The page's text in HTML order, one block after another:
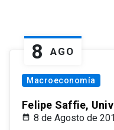
8 AGO
Macroeconomía
Felipe Saffie,
8 de Agosto de